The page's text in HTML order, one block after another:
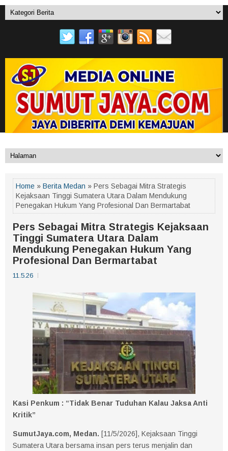
Home » Berita Medan » Pers Sebagai Mitra Strategis
Kejaksaan Tinggi Sumatera Utara Dalam Mendukung
Penegakan Hukum Yang Profesional Dan Bermartabat
Pers Sebagai Mitra Strategis Kejaksaan
Tinggi Sumatera Utara Dalam
Mendukung Penegakan Hukum Yang
Profesional Dan Bermartabat
11.5.26
Kasi Penkum : “Tidak Benar Tuduhan Kalau Jaksa Anti
Kritik”
SumutJaya.com, Medan. [11/5/2026], Kejaksaan Tinggi
Sumatera Utara bersama insan pers terus menjalin dan